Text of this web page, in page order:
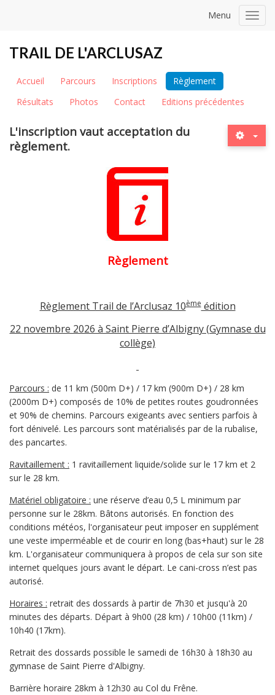
Menu
TRAIL DE L'ARCLUSAZ
Accueil Parcours Inscriptions
Règlement
Résultats
Photos Contact Editions précédentes
L'inscription vaut acceptation du
règlement.
Règlement
Règlement Trail de l’Arclusaz 10èmeédition
22 novembre 2026 à Saint Pierre d’Albigny (Gymnase du
collège)
Parcours : de 11 km (500m D+) / 17 km (900m D+) / 28 km
(2000m D+) composés de 10% de petites routes goudronnées
et 90% de chemins. Parcours exigeants avec sentiers parfois à
fort dénivelé. Les parcours sont matérialisés par de la rubalise,
des pancartes.
Ravitaillement : 1 ravitaillement liquide/solide sur le 17 km et 2
sur le 28 km.
Matériel obligatoire : une réserve d’eau 0,5 L minimum par
personne sur le 28km. Bâtons autorisés. En fonction des
conditions météos, l'organisateur peut imposer en supplément
une veste imperméable et de courir en long (bas+haut) sur le 28
km. L'organisateur communiquera à propos de cela sur son site
internet quelques jours avant le départ. Le cani-cross n’est pas
autorisé.
Horaires : retrait des dossards à partir de 7h30 et jusqu'à 20
minutes des départs. Départ à 9h00 (28 km) / 10h00 (11km) /
10h40 (17km).
Retrait des dossards possible le samedi de 16h30 à 18h30 au
gymnase de Saint Pierre d'Albigny.
Barrière horaire 28km à 12h30 au Col du Frêne.